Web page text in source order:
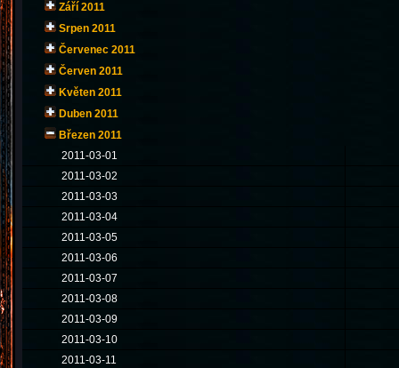
Září 2011
Srpen 2011
Červenec 2011
Červen 2011
Květen 2011
Duben 2011
Březen 2011
2011-03-01
2011-03-02
2011-03-03
2011-03-04
2011-03-05
2011-03-06
2011-03-07
2011-03-08
2011-03-09
2011-03-10
2011-03-11